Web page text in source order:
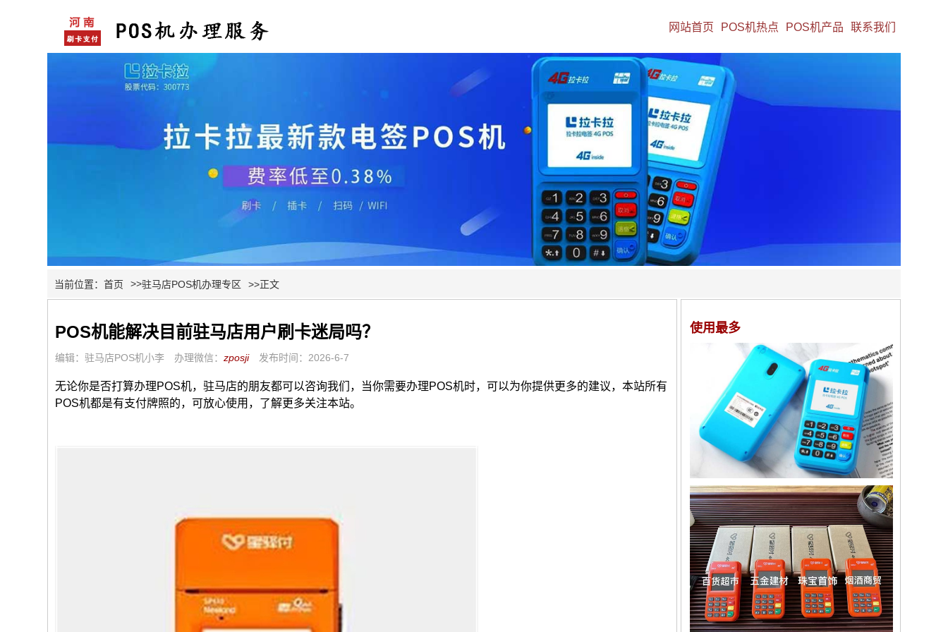
网站首页 POS机热点 POS机产品 联系我们
当前位置：首页 >>驻马店POS机办理专区 >>正文
POS机能解决目前驻马店用户刷卡迷局吗？
编辑：驻马店POS机小李 办理微信：zposji 发布时间：2026-6-7
无论你是否打算办理POS机，驻马店的朋友都可以咨询我们，当你需要办理POS机时，可以为你提供更多的建议，本站所有
POS机都是有支付牌照的，可放心使用，了解更多关注本站。
使用最多